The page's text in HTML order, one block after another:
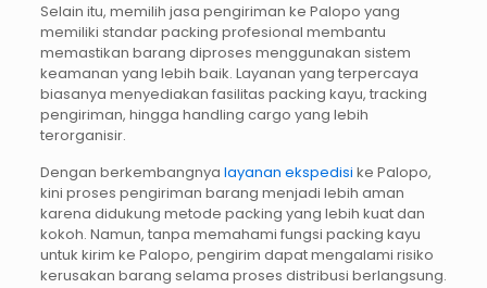
Selain itu, memilih jasa pengiriman ke Palopo yang
memiliki standar packing profesional membantu
memastikan barang diproses menggunakan sistem
keamanan yang lebih baik. Layanan yang terpercaya
biasanya menyediakan fasilitas packing kayu, tracking
pengiriman, hingga handling cargo yang lebih
terorganisir.
Dengan berkembangnya layanan ekspedisi ke Palopo,
kini proses pengiriman barang menjadi lebih aman
karena didukung metode packing yang lebih kuat dan
kokoh. Namun, tanpa memahami fungsi packing kayu
untuk kirim ke Palopo, pengirim dapat mengalami risiko
kerusakan barang selama proses distribusi berlangsung.